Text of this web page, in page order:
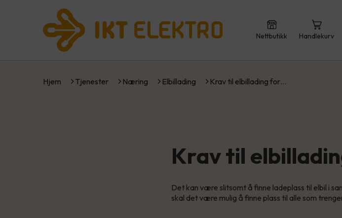
Nettbutikk Handlekurv
Hjem Tjenester Næring Elbillading Krav til elbillading for…
Krav til
Det kan være slitsomt å finne ladeplass til elbil i
skal det være mulig å finne plass til alle som